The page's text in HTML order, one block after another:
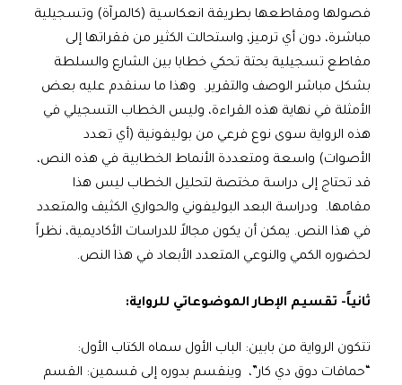
فصولها ومقاطعها بطريقة انعكاسية (كالمرآة) وتسجيلية
مباشرة، دون أي ترميز، واستحالت الكثير من فقراتها إلى
مقاطع تسجيلية بحتة تحكي خطابا بين الشارع والسلطة
بشكل مباشر الوصف والتقرير. وهذا ما سنقدم عليه بعض
الأمثلة في نهاية هذه القراءة، وليس الخطاب التسجيلي في
هذه الرواية سوى نوع فرعي من بوليفونية (أي تعدد
الأصوات) واسعة ومتعددة الأنماط الخطابية في هذه النص،
قد تحتاج إلى دراسة مختصة لتحليل الخطاب ليس هذا
مقامها. ودراسة البعد البوليفوني والحواري الكثيف والمتعدد
في هذا النص. يمكن أن يكون مجالاً للدراسات الأكاديمية، نظراً
لحضوره الكمي والنوعي المتعدد الأبعاد في هذا النص.
ثانياً- تقسيم الإطار الموضوعاتي للرواية:
تتكون الرواية من بابين: الباب الأول سماه الكتاب الأول:
“حماقات دوق دي كار”، وينقسم بدوره إلى قسمين: القسم